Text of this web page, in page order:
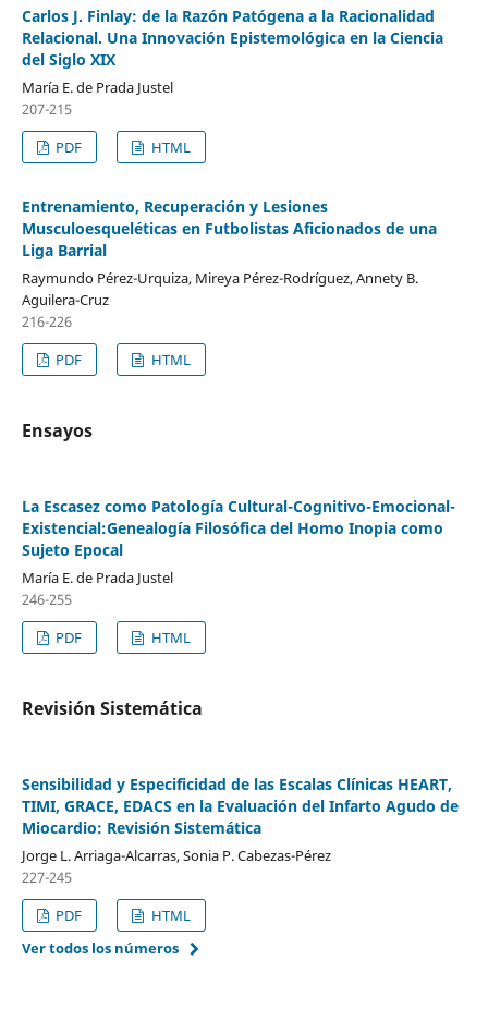
Carlos J. Finlay: de la Razón Patógena a la Racionalidad
Relacional. Una Innovación Epistemológica en la Ciencia
del Siglo XIX
María E. de Prada Justel
207-215
PDF
HTML
Entrenamiento, Recuperación y Lesiones
Musculoesqueléticas en Futbolistas Aficionados de una
Liga Barrial
Raymundo Pérez-Urquiza, Mireya Pérez-Rodríguez, Annety B.
Aguilera-Cruz
216-226
PDF
HTML
Ensayos
La Escasez como Patología Cultural-Cognitivo-Emocional-
Existencial:Genealogía Filosófica del Homo Inopia como
Sujeto Epocal
María E. de Prada Justel
246-255
PDF
HTML
Revisión Sistemática
Sensibilidad y Especificidad de las Escalas Clínicas HEART,
TIMI, GRACE, EDACS en la Evaluación del Infarto Agudo de
Miocardio: Revisión Sistemática
Jorge L. Arriaga-Alcarras, Sonia P. Cabezas-Pérez
227-245
PDF
HTML
Ver todos los números